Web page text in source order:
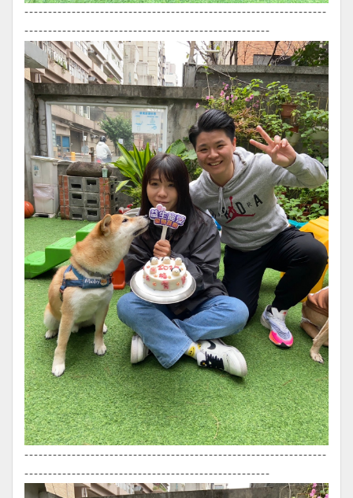
----------------------------------------------------------------
----------------------------------------------------
----------------------------------------------------------------
----------------------------------------------------